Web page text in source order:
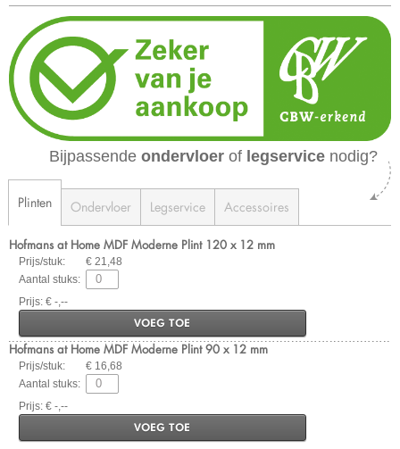
Bijpassende ondervloer of legservice nodig?
Plinten Ondervloer Legservice Accessoires
Hofmans at Home MDF Moderne Plint 120 x 12 mm
Prijs/stuk:
€ 21,48
Aantal stuks:
Prijs: € -,--
VOEG TOE
Hofmans at Home MDF Moderne Plint 90 x 12 mm
Prijs/stuk:
€ 16,68
Aantal stuks:
Prijs: € -,--
VOEG TOE